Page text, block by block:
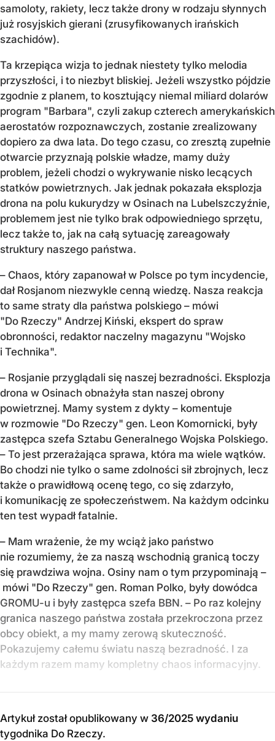
samoloty, rakiety, lecz także drony w rodzaju słynnych
już rosyjskich gierani (zrusyfikowanych irańskich
szachidów).
Ta krzepiąca wizja to jednak niestety tylko melodia
przyszłości, i to niezbyt bliskiej. Jeżeli wszystko pójdzie
zgodnie z planem, to kosztujący niemal miliard dolarów
program "Barbara", czyli zakup czterech amerykańskich
aerostatów rozpoznawczych, zostanie zrealizowany
dopiero za dwa lata. Do tego czasu, co zresztą zupełnie
otwarcie przyznają polskie władze, mamy duży
problem, jeżeli chodzi o wykrywanie nisko lecących
statków powietrznych. Jak jednak pokazała eksplozja
drona na polu kukurydzy w Osinach na Lubelszczyźnie,
problemem jest nie tylko brak odpowiedniego sprzętu,
lecz także to, jak na całą sytuację zareagowały
struktury naszego państwa.
– Chaos, który zapanował w Polsce po tym incydencie,
dał Rosjanom niezwykle cenną wiedzę. Nasza reakcja
to same straty dla państwa polskiego – mówi
"Do Rzeczy" Andrzej Kiński, ekspert do spraw
obronności, redaktor naczelny magazynu "Wojsko
i Technika".
– Rosjanie przyglądali się naszej bezradności. Eksplozja
drona w Osinach obnażyła stan naszej obrony
powietrznej. Mamy system z dykty – komentuje
w rozmowie "Do Rzeczy" gen. Leon Komornicki, były
zastępca szefa Sztabu Generalnego Wojska Polskiego.
– To jest przerażająca sprawa, która ma wiele wątków.
Bo chodzi nie tylko o same zdolności sił zbrojnych, lecz
także o prawidłową ocenę tego, co się zdarzyło,
i komunikację ze społeczeństwem. Na każdym odcinku
ten test wypadł fatalnie.
– Mam wrażenie, że my wciąż jako państwo
nie rozumiemy, że za naszą wschodnią granicą toczy
się prawdziwa wojna. Osiny nam o tym przypominają –
mówi "Do Rzeczy" gen. Roman Polko, były dowódca
GROMU-u i były zastępca szefa BBN. – Po raz kolejny
granica naszego państwa została przekroczona przez
obcy obiekt, a my mamy zerową skuteczność.
Pokazujemy całemu światu naszą bezradność. I za
każdym razem mamy kompletny chaos informacyjny.
Artykuł został opublikowany w 36/2025 wydaniu
tygodnika Do Rzeczy.